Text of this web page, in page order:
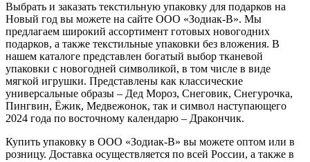
Выбрать и заказать текстильную упаковку для подарков на
Новый год вы можете на сайте ООО «Зодиак-В». Мы
предлагаем широкий ассортимент готовых новогодних
подарков, а также текстильные упаковки без вложения. В
нашем каталоге представлен богатый выбор тканевой
упаковки с новогодней символикой, в том числе в виде
мягкой игрушки. Представлены как классические
универсальные образы – Дед Мороз, Снеговик, Снегурочка,
Пингвин, Ёжик, Медвежонок, так и символ наступающего
2024 года по восточному календарю – Дракончик.
Купить упаковку в ООО «Зодиак-В» вы можете оптом или в
розницу. Доставка осуществляется по всей России, а также в